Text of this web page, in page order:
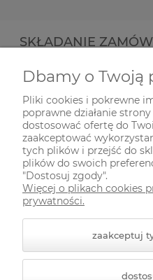
SKŁADANIE
INFORMACJE
ODWIEDŹ NAS NA
Dbamy o Twoją
Pliki cookies i pokrewne
poprawne działanie
dostosować ofertę do
zaakceptować
tych plików i przejść do
plików do swoich
"Dostosuj zgody".
Więcej o plikach cookies
prywatności.
zaakceptuj